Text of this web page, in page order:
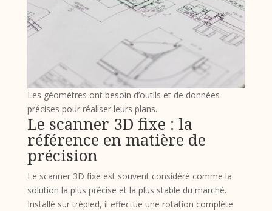
Les géomètres ont besoin d’outils et de données
précises pour réaliser leurs plans.
Le scanner 3D fixe : la
référence en matière de
précision
Le scanner 3D fixe est souvent considéré comme la
solution la plus précise et la plus stable du marché.
Installé sur trépied, il effectue une rotation complète